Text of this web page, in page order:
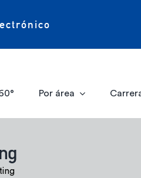
Por área